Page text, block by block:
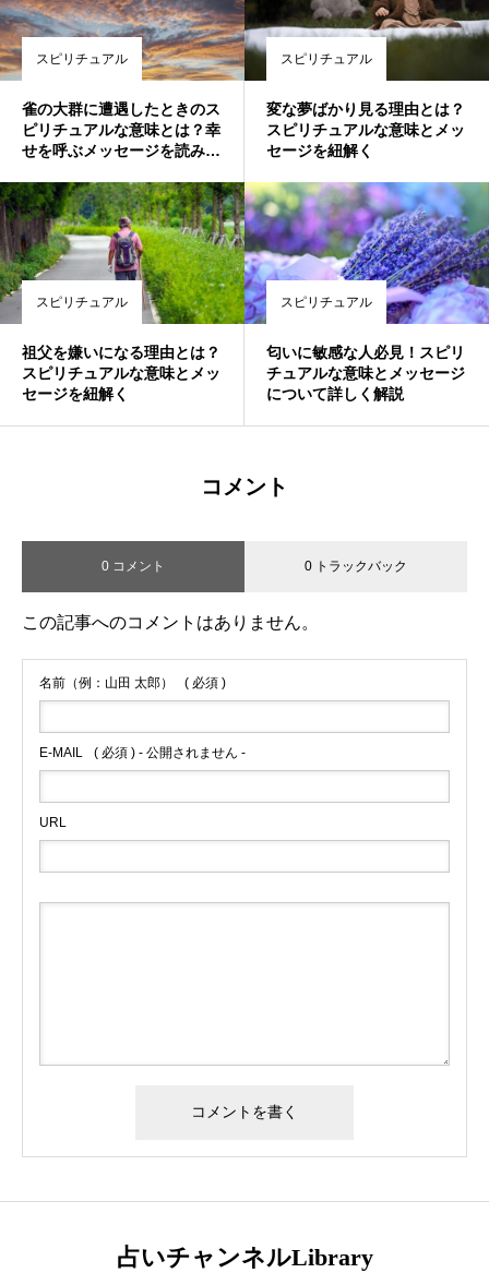
スピリチュアル
雀の大群に遭遇したときのス
ピリチュアルな意味とは？幸
せを呼ぶメッセージを読み解
スピリチュアル
変な夢ばかり見る理由とは？
スピリチュアルな意味とメッ
セージを紐解く
スピリチュアル
祖父を嫌いになる理由とは？
スピリチュアルな意味とメッ
セージを紐解く
スピリチュアル
匂いに敏感な人必見！スピリ
チュアルな意味とメッセージ
について詳しく解説
コメント
0 コメント 0 トラックバック
この記事へのコメントはありません。
名前（例：山田 太郎） ( 必須 )
E-MAIL ( 必須 ) - 公開されません -
URL
占いチャンネルLibrary